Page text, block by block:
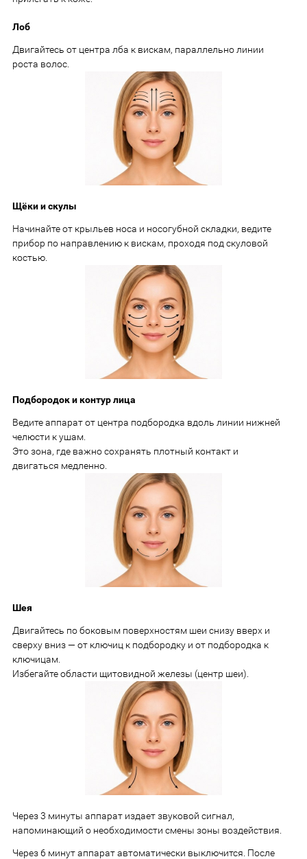
Лоб
Двигайтесь от центра лба к вискам, параллельно линии
роста волос.
Щёки и скулы
Начинайте от крыльев носа и носогубной складки, ведите
прибор по направлению к вискам, проходя под скуловой
костью.
Подбородок и контур лица
Ведите аппарат от центра подбородка вдоль линии нижней
челюсти к ушам.
Это зона, где важно сохранять плотный контакт и
двигаться медленно.
Шея
Двигайтесь по боковым поверхностям шеи снизу вверх и
сверху вниз — от ключиц к подбородку и от подбородка к
ключицам.
Избегайте области щитовидной железы (центр шеи).
Через 3 минуты аппарат издает звуковой сигнал,
напоминающий о необходимости смены зоны воздействия.
Через 6 минут аппарат автоматически выключится. После